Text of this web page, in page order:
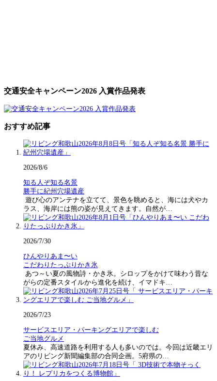
交通安全キャンペーン2026 入賞作品発表
おすすめ記事
2026/8/6
知る人ぞ知る名景
勝手に紀州穴場遺産
遊び心のアンテナを立てて、景色を眺めると、海には犬やカ
ラス、海岸には熊の姿が見えてきます。自然が…
2026/7/30
ひんやりあま〜い
こだわりたっぷりかき氷
あつ～い夏の風物詩・かき氷。シロップをかけて味わう昔な
がらの定番スタイルから進化を続け、イマドキ…
2026/7/23
サービスエリア・パーキングエリアで楽しむ
ご当地グルメ
夏休み、高速道路を利用する人も多いのでは。今回は近畿エリ
アのリビング新聞編集部の合同企画。5府県の…